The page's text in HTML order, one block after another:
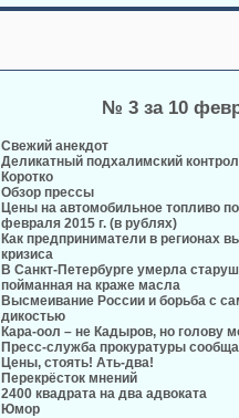
№ 3 за 10
Свежий анекдот
Деликатный подхалимский
Коротко
Обзор прессы
Цены на автомобильное топливо
февраля 2015 г. (в рублях)
Как предприниматели в регионах
кризиса
В Санкт-Петербурге умерла
пойманная на краже масла
Высмеивание России и борьба с
дикостью
Кара-оол – не Кадыров, но голову
Пресс-служба прокуратуры
Цены, стоять! Ать-два!
Перекрёсток мнений
2400 квадрата на два адвоката
Юмор